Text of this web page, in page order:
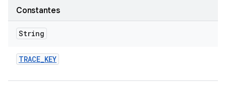
Constantes
String
TRACE_KEY